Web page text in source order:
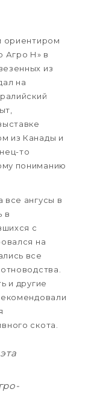
ориентиром
Агро Н» в
из
на
из Канады и
то
пониманию
все ангусы в
в
с
на
все
и другие
скота.